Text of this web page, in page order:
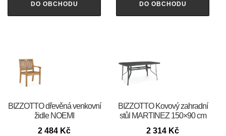
DO OBCHODU DO OBCHODU
BIZZOTTO dřevěná venkovní
židle NOEMI
2 484 Kč
BIZZOTTO Kovový zahradní
stůl MARTINEZ 150×90 cm
2 314 Kč